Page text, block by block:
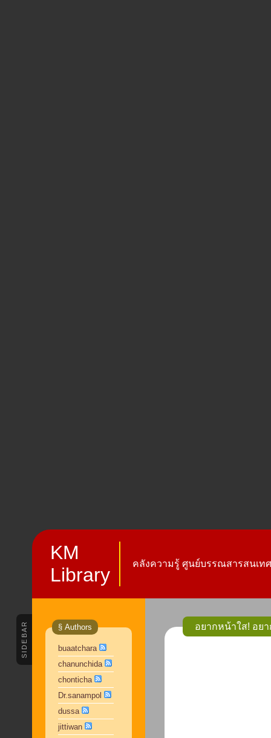
KM
Library
คลังความรู้ ศูนย์บรรณสารสนเท
SIDEBAR § Authors
buaatchara
chanunchida
chonticha
Dr.sanampol
dussa
jittiwan